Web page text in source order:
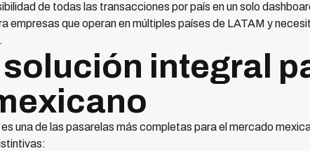
de todas las transacciones por país en un solo
empresas que operan en múltiples países de LATAM y
integral
una de las pasarelas más completas para el mercado